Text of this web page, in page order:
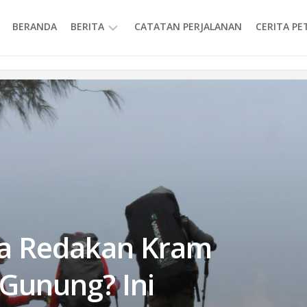
BERANDA BERITA CATATAN PERJALANAN CERITA
Redakan Kram
Ini